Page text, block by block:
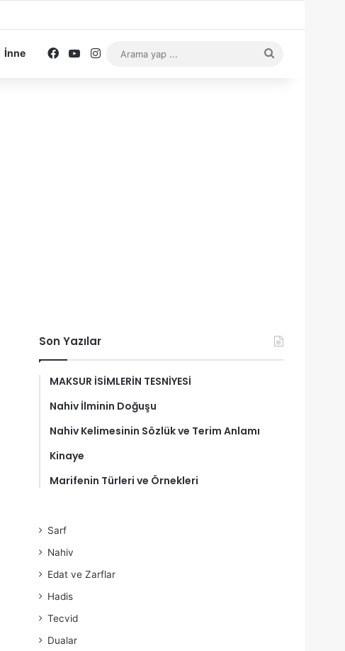
İnne Facebook
YouTube
Instagram
Son Yazılar
MAKSUR İSİMLERİN TESNİYESİ
Nahiv İlminin Doğuşu
Nahiv Kelimesinin Sözlük ve Terim Anlamı
Kinaye
Marifenin Türleri ve Örnekleri
Sarf
Nahiv
Edat ve Zarflar
Hadis
Tecvid
Dualar